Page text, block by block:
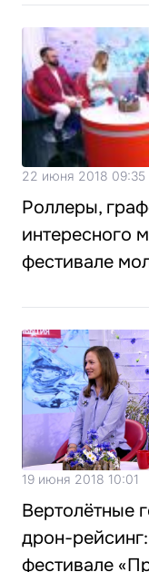
22 июня 2018 09:35
Роллеры,
интересного
фестивале
19 июня 2018 10:01
Вертолётные
дрон-
фестивале